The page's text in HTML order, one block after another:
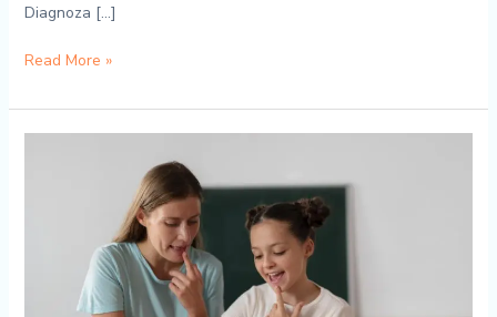
Diagnoza […]
Read More »